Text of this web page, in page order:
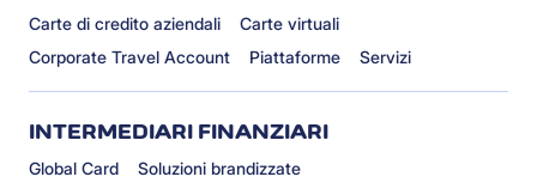
Carte di credito aziendali
Carte virtuali
Corporate Travel Account
Piattaforme Servizi
INTERMEDIARI FINANZIARI
Global Card Soluzioni brandizzate